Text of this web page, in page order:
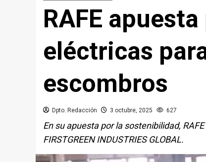
RAFE
eléctricas
escombros
Dpto. Redacción 3 octubre, 2025 627
En su apuesta por la sostenibilidad,
FIRSTGREEN INDUSTRIES GLOBAL.